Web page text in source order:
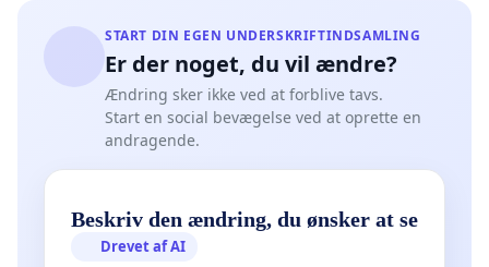
START DIN EGEN UNDERSKRIFTINDSAMLING
Er der noget, du vil ændre?
Ændring sker ikke ved at forblive tavs.
Start en social bevægelse ved at oprette en
andragende.
Beskriv den ændring, du ønsker at se
Drevet af AI